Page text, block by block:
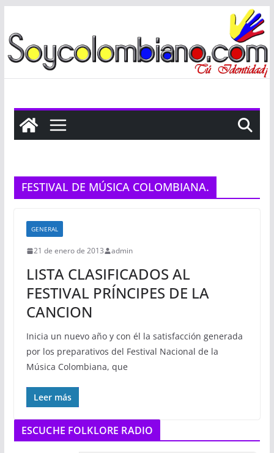
al
contenido
FESTIVAL DE MÚSICA COLOMBIANA.
GENERAL
21 de enero de 2013 admin
LISTA CLASIFICADOS AL
FESTIVAL PRÍNCIPES DE LA
CANCION
Inicia un nuevo año y con él la satisfacción generada
por los preparativos del Festival Nacional de la
Música Colombiana, que
Leer más
ESCUCHE FOLKLORE RADIO